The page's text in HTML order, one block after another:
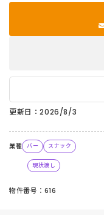
更新日：2026/8/3
業種 バー スナック
現状渡し
物件番号：616